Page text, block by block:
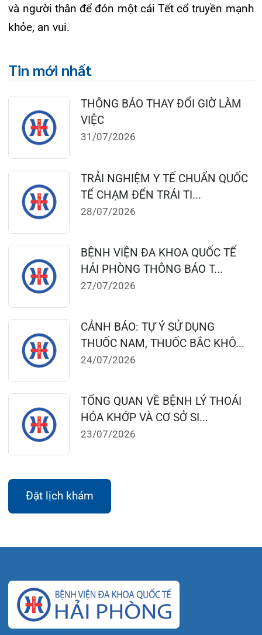
0225-3955 888
0225-3951 115
Lịch làm việc:
Khoa Khám bệnh theo yêu cầu:
Thứ 2 – Thứ 6: 06:00 – 20:00
Thứ 7 – Chủ nhật: 06:30 – 16:30
Khoa Khám bệnh: Thứ 2 – Thứ 6
Sáng: 07:00 – 12:00
Chiều: 13:30 – 16:30
Bệnh viện – Khách sạn cao cấp đầu tiên ở
Hải Phòng và khu vực vùng duyên hải Bắc
Gọi Tổng đài 0225-3955 888
Đặt lịch khám
Tra cứu kết quả xét nghiệm
Tra cứu hóa đơn
Giới thiệu
Lịch khám
Văn bản pháp quy
Tin tức
Liên hệ